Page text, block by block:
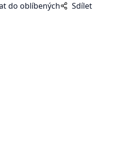
do oblíbených Sdílet